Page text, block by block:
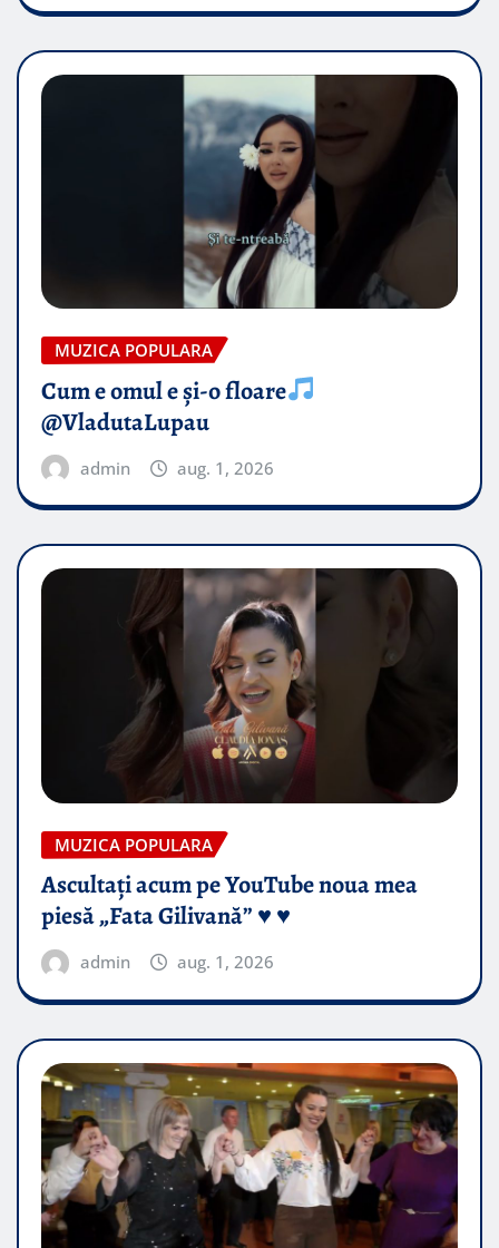
MUZICA POPULARA
Cum e omul e și-o floare
@VladutaLupau
admin aug. 1, 2026
MUZICA POPULARA
Ascultați acum pe YouTube noua mea
piesă „Fata Gilivană” ♥️ ♥️
admin aug. 1, 2026